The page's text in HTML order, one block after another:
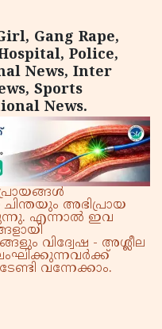
Gang Rape,
Police,
News, Inter
Sports
News.
ചിന്തയും അഭിപ്രായ
എന്നാൽ ഇവ
വിദ്വേഷ - അശ്ലീല
വന്നേക്കാം.